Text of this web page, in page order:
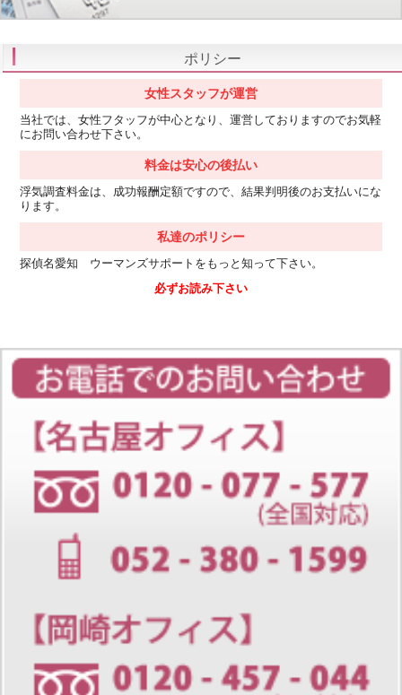
ポリシー
女性スタッフが運営
当社では、女性フタッフが中心となり、運営しておりますのでお気軽
にお問い合わせ下さい。
料金は安心の後払い
浮気調査料金は、成功報酬定額ですので、結果判明後のお支払いにな
ります。
私達のポリシー
探偵名愛知 ウーマンズサポートをもっと知って下さい。
必ずお読み下さい